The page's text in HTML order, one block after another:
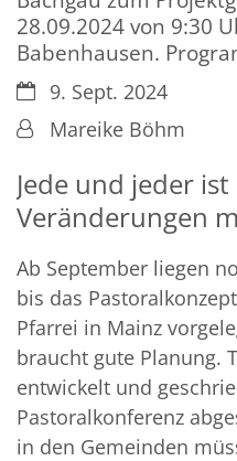
28.09.2024 von 9:30
Babenhausen.
Datum:9. Sept. 2024
Von:Mareike Böhm
Jede und jeder
Veränderungen
Ab September liegen
bis das
Pfarrei in Mainz
braucht gute Planung.
entwickelt und
Pastoralkonferenz
in den Gemeinden